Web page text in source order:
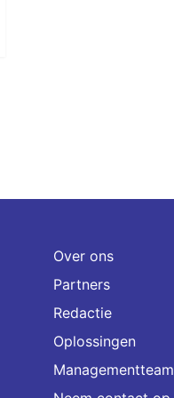
Over ons
Partners
Redactie
Oplossingen
Managementteam